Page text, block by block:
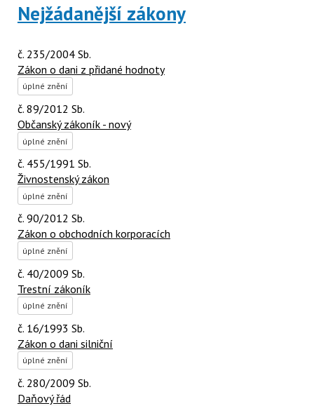
Nejžádanější zákony
č. 235/2004 Sb.
Zákon o dani z přidané hodnoty
úplné znění
č. 89/2012 Sb.
Občanský zákoník - nový
úplné znění
č. 455/1991 Sb.
Živnostenský zákon
úplné znění
č. 90/2012 Sb.
Zákon o obchodních korporacích
úplné znění
č. 40/2009 Sb.
Trestní zákoník
úplné znění
č. 16/1993 Sb.
Zákon o dani silniční
úplné znění
č. 280/2009 Sb.
Daňový řád